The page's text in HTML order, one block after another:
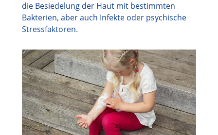
die Besiedelung der Haut mit bestimmten
Bakterien, aber auch Infekte oder psychische
Stressfaktoren.